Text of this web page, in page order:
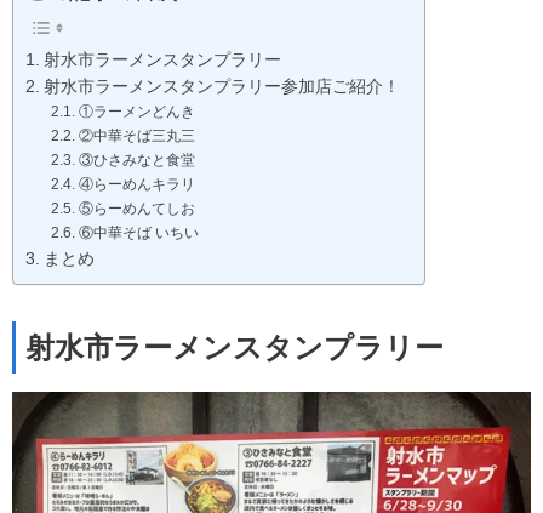
射水市ラーメンスタンプラリー
射水市ラーメンスタンプラリー参加店ご紹介！
①ラーメンどんき
②中華そば三丸三
③ひさみなと食堂
④らーめんキラリ
⑤らーめんてしお
⑥中華そば いちい
まとめ
射水市ラーメンスタンプラリー